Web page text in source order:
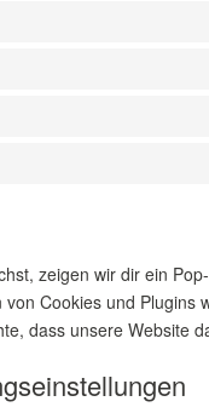
zeigen wir dir ein
Cookies und
dass unsere Website